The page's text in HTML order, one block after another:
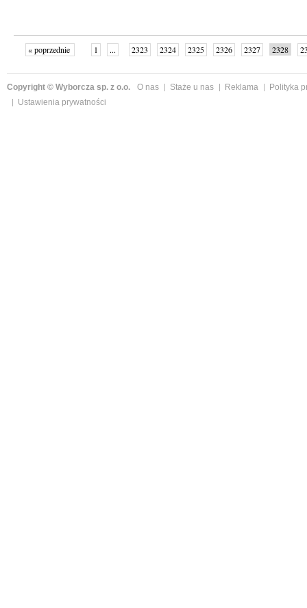
« poprzednie 1 ... 2323 2324 2325 2326 2327 2328
Copyright © Wyborcza sp. z o.o. O nas Staże u nas Reklama
Polityka
Ustawienia prywatności